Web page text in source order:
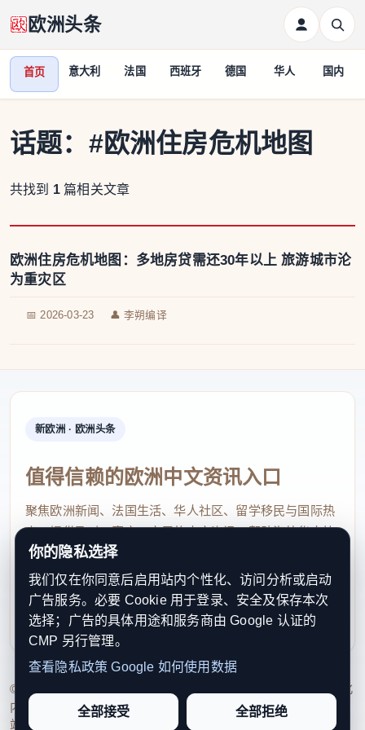
欧洲头条
首页 意大利 法国 西班牙 德国 华人 国内
话题： #欧洲住房危机地图
共找到 1 篇相关文章
欧洲住房危机地图：多地房贷需还30年以上 旅游城市沦
为重灾区
📅 2026-03-23 👤 李朔编译
新欧洲 · 欧洲头条
值得信赖的欧洲中文资讯入口
聚焦欧洲新闻、法国生活、华人社区、留学移民与国际热
点，提供及时、真实、实用的中文资讯，帮助海外华人快
速了解欧洲动态。
contact@xinouzhou.com
服务支持、版权与合作：工作日优先处理站务、投稿与权
利通知
© 2026 新欧洲·欧洲头条. All Rights Reserved. 本网站持续优化
内容透明度、联系方式与用户权利说明，以提升品牌信任感和
站点完整度。
你的隐私选择
我们仅在你同意后启用站内个性化、访问分析或启动
广告服务。必要 Cookie 用于登录、安全及保存本次
选择；广告的具体用途和服务商由 Google 认证的
CMP 另行管理。
查看隐私政策 Google 如何使用数据
全部接受 全部拒绝